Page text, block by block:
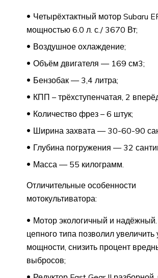
Четырёхтактный мотор Subaru
мощностью 6.0 л. с./ 3670 Вт;
Воздушное охлаждение;
Объём двигателя — 169 см3;
Бензобак — 3,4 литра;
КПП – трёхступенчатая, 2
Количество фрез – 6 штук;
Ширина захвата — 30-60-90
Глубина погружения — 32
Масса — 55 килограмм.
Отличительные особенности
мотокультиватора:
Мотор экологичный и
цепного типа позволил увеличить
мощности, снизить процент
выбросов;